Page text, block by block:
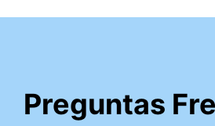
Preguntas